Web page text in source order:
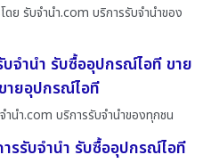
ย รับจํานํา.com บริการรับจำนำของ
จำนำ รับซื้ออุปกรณ์ไอที ขาย
ายอุปกรณ์ไอที
นํา.com บริการรับจำนำของทุกชน
รรับจำนำ รับซื้ออุปกรณ์ไอที